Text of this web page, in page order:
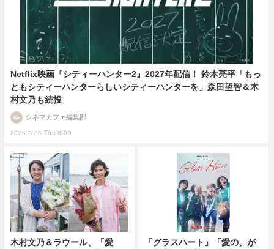
Netflix映画『シティーハンター2』2027年配信！ 鈴木亮平「もっ
ともシティーハンターらしいシティーハンターを」森田望智＆木
村文乃も続投
2026.3.26 Thu 8:00
シネマカフェ編集部
木村文乃＆ラウール、「愛
「グラスハート」「愛の、が